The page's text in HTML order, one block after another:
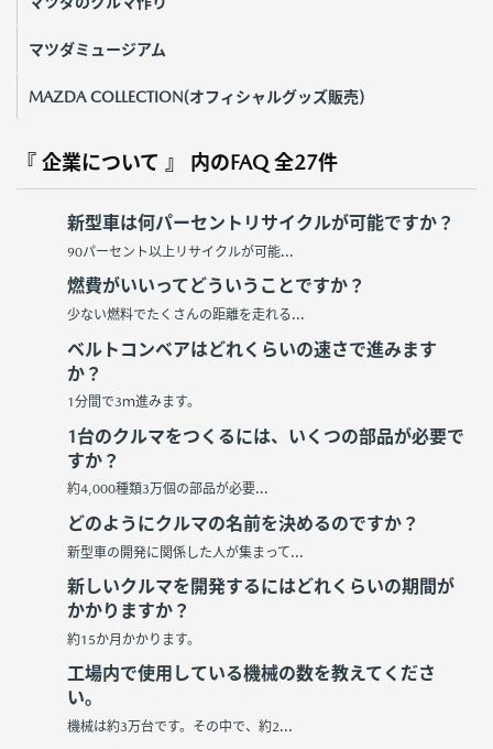
マツダミュージアム
MAZDA COLLECTION(オフィシャルグッズ販売)
『 企業について 』 内のFAQ 全27件
新型車は何パーセントリサイクルが可能ですか？
90パーセント以上リサイクルが可能...
燃費がいいってどういうことですか？
少ない燃料でたくさんの距離を走れる...
ベルトコンベアはどれくらいの速さで進みます
か？
1分間で3ｍ進みます。
1台のクルマをつくるには、いくつの部品が必要で
すか？
約4,000種類3万個の部品が必要...
どのようにクルマの名前を決めるのですか？
新型車の開発に関係した人が集まって...
新しいクルマを開発するにはどれくらいの期間が
かかりますか？
約15か月かかります。
工場内で使用している機械の数を教えてくださ
い。
機械は約3万台です。その中で、約2...